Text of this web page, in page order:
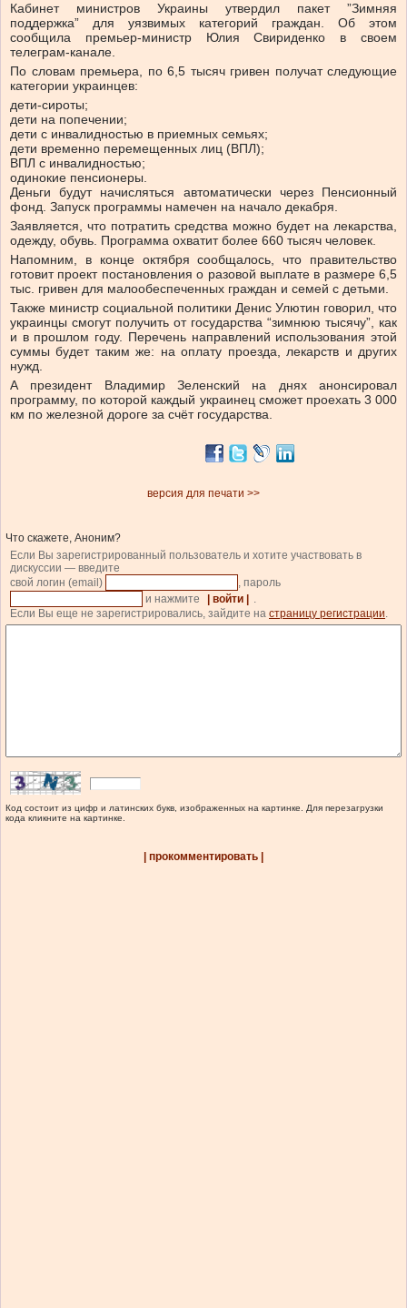
Кабинет министров Украины утвердил пакет ”Зимняя
поддержка” для уязвимых категорий граждан. Об этом
сообщила премьер-министр Юлия Свириденко в своем
телеграм-канале.
По словам премьера, по 6,5 тысяч гривен получат следующие
категории украинцев:
дети-сироты;
дети на попечении;
дети с инвалидностью в приемных семьях;
дети временно перемещенных лиц (ВПЛ);
ВПЛ с инвалидностью;
одинокие пенсионеры.
Деньги будут начисляться автоматически через Пенсионный
фонд. Запуск программы намечен на начало декабря.
Заявляется, что потратить средства можно будет на лекарства,
одежду, обувь. Программа охватит более 660 тысяч человек.
Напомним, в конце октября сообщалось, что правительство
готовит проект постановления о разовой выплате в размере 6,5
тыс. гривен для малообеспеченных граждан и семей с детьми.
Также министр социальной политики Денис Улютин говорил, что
украинцы смогут получить от государства “зимнюю тысячу”, как
и в прошлом году. Перечень направлений использования этой
суммы будет таким же: на оплату проезда, лекарств и других
нужд.
А президент Владимир Зеленский на днях анонсировал
программу, по которой каждый украинец сможет проехать 3 000
км по железной дороге за счёт государства.
версия для печати >>
Что скажете, Аноним?
Если Вы зарегистрированный пользователь и хотите участвовать в
дискуссии — введите
свой логин (email)
, пароль
и нажмите
| войти |
.
Если Вы еще не зарегистрировались, зайдите на страницу регистрации.
Код состоит из цифр и латинских букв, изображенных на картинке. Для перезагрузки
кода кликните на картинке.
| прокомментировать |